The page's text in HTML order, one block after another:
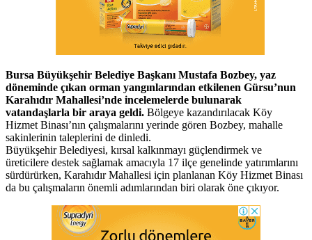
Bursa Büyükşehir Belediye Başkanı Mustafa Bozbey, yaz
döneminde çıkan orman yangınlarından etkilenen Gürsu’nun
Karahıdır Mahallesi’nde incelemelerde bulunarak
vatandaşlarla bir araya geldi. Bölgeye kazandırılacak Köy
Hizmet Binası’nın çalışmalarını yerinde gören Bozbey, mahalle
sakinlerinin taleplerini de dinledi.
Büyükşehir Belediyesi, kırsal kalkınmayı güçlendirmek ve
üreticilere destek sağlamak amacıyla 17 ilçe genelinde yatırımlarını
sürdürürken, Karahıdır Mahallesi için planlanan Köy Hizmet Binası
da bu çalışmaların önemli adımlarından biri olarak öne çıkıyor.